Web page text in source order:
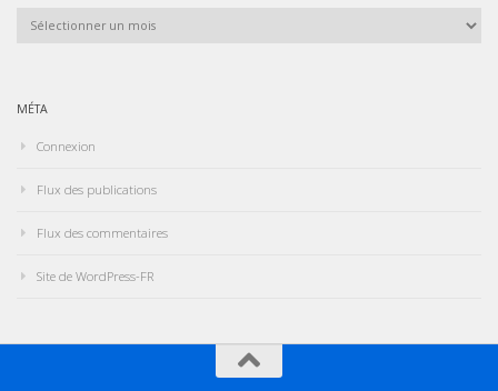
MÉTA
Connexion
Flux des publications
Flux des commentaires
Site de WordPress-FR